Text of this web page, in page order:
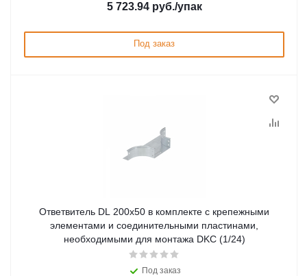
5 723.94руб./упак
Под заказ
Ответвитель DL 200х50 в комплекте с крепежными
элементами и соединительными пластинами,
необходимыми для монтажа DKC (1/24)
Под заказ